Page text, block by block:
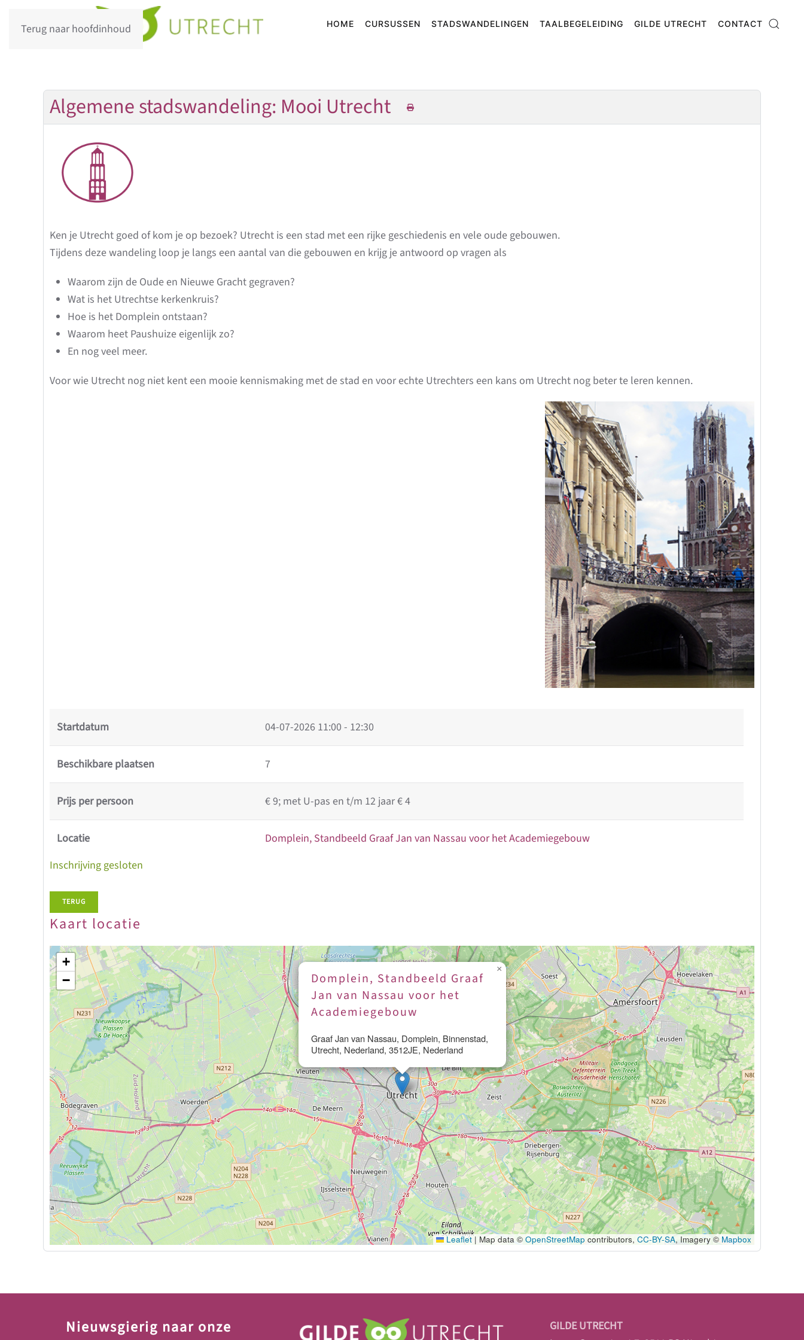
Terug naar hoofdinhoud HOME CURSUSSEN STADSWANDELINGEN TAALBEGELEIDING GILDE UTRECHT CONTACT
Algemene stadswandeling: Mooi Utrecht
Ken je Utrecht goed of kom je op bezoek? Utrecht is een stad met een rijke geschiedenis en vele oude gebouwen.
Tijdens deze wandeling loop je langs een aantal van die gebouwen en krijg je antwoord op vragen als
Waarom zijn de Oude en Nieuwe Gracht gegraven?
Wat is het Utrechtse kerkenkruis?
Hoe is het Domplein ontstaan?
Waarom heet Paushuize eigenlijk zo?
En nog veel meer.
Voor wie Utrecht nog niet kent een mooie kennismaking met de stad en voor echte Utrechters een kans om Utrecht nog beter te leren kennen.
Startdatum 04-07-2026 11:00 - 12:30
Beschikbare plaatsen 7
Prijs per persoon € 9; met U-pas en t/m 12 jaar € 4
Locatie
Domplein, Standbeeld Graaf Jan van Nassau voor het Academiegebouw
Inschrijving gesloten
TERUG
Kaart locatie
Domplein, Standbeeld Graaf
Jan van Nassau voor het
Academiegebouw
Graaf Jan van Nassau, Domplein, Binnenstad,
Utrecht, Nederland, 3512JE, Nederland
×
+
−
Leaflet | Map data © OpenStreetMap contributors, CC-BY-SA, Imagery © Mapbox
Nieuwsgierig naar onze
GILDE UTRECHT